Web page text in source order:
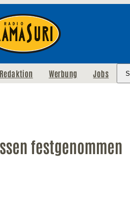
Redaktion Werbung Jobs
festgenommen